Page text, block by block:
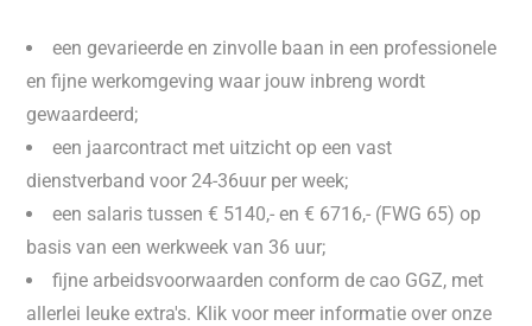
een gevarieerde en zinvolle baan in een professionele
en fijne werkomgeving waar jouw inbreng wordt
gewaardeerd;
een jaarcontract met uitzicht op een vast
dienstverband voor 24-36uur per week;
een salaris tussen € 5140,- en € 6716,- (FWG 65) op
basis van een werkweek van 36 uur;
fijne arbeidsvoorwaarden conform de cao GGZ, met
allerlei leuke extra's. Klik voor meer informatie over onze